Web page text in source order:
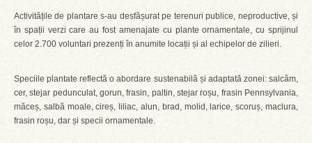
Activitățile de plantare s-au desfășurat pe terenuri publice, neproductive, și
în spații verzi care au fost amenajate cu plante ornamentale, cu sprijinul
celor 2.700 voluntari prezenți în anumite locații și al echipelor de zilieri.
Speciile plantate reflectă o abordare sustenabilă și adaptată zonei: salcâm,
cer, stejar pedunculat, gorun, frasin, paltin, stejar roșu, frasin Pennsylvania,
măceș, salbă moale, cireș, liliac, alun, brad, molid, larice, scoruș, maclura,
frasin roșu, dar și specii ornamentale.